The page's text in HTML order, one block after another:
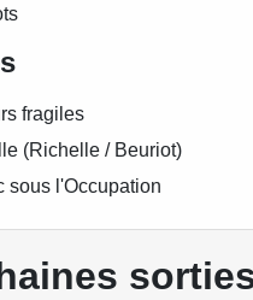
fragiles
(Richelle / Beuriot)
sous l'Occupation